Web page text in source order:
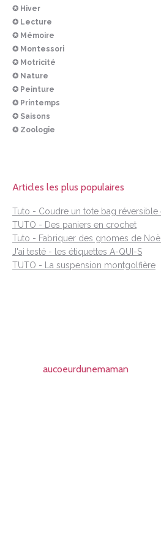
✪ Hiver
✪ Lecture
✪ Mémoire
✪ Montessori
✪ Motricité
✪ Nature
✪ Peinture
✪ Printemps
✪ Saisons
✪ Zoologie
Articles les plus populaires
Tuto - Coudre un tote bag réversible
TUTO - Des paniers en crochet
Tuto - Fabriquer des gnomes de
J'ai testé - les étiquettes A-QUI-S
TUTO - La suspension montgolfière
aucoeurdunemaman